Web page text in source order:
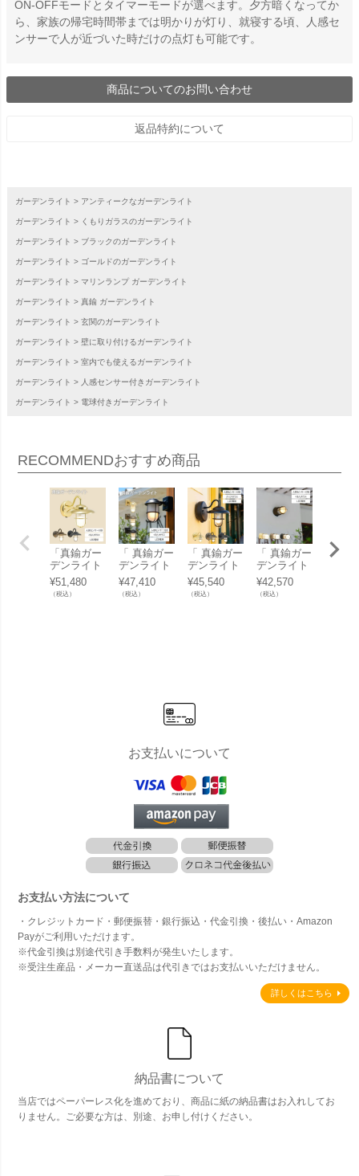
ON-OFFモードとタイマーモードが選べます。夕方暗くなってか
ら、家族の帰宅時間帯までは明かりが灯り、就寝する頃、人感セ
ンサーで人が近づいた時だけの点灯も可能です。
商品についてのお問い合わせ
返品特約について
ガーデンライト アンティークなガーデンライト
ガーデンライト くもりガラスのガーデンライト
ガーデンライト ブラックのガーデンライト
ガーデンライト ゴールドのガーデンライト
ガーデンライト マリンランプ ガーデンライト
ガーデンライト 真鍮 ガーデンライト
ガーデンライト 玄関のガーデンライト
ガーデンライト 壁に取り付けるガーデンライト
ガーデンライト 室内でも使えるガーデンライト
ガーデンライト 人感センサー付きガーデンライト
ガーデンライト 電球付きガーデンライト
RECOMMENDおすすめ商品
「真鍮ガー
デンライト
LED電球 B
R5060 FR L
E SL くも
¥51,480
（税込）
「 真鍮ガー
デンライト
BR5000 LE
D くもりガ
ラス 人感セ
¥47,410
（税込）
「 真鍮ガー
デンライト
BR1760 LE
D クリアガ
ラス 人感セ
¥45,540
（税込）
「 真鍮ガー
デンライト
BH1000 LE
D くもりガ
ラス 人感セ
¥42,570
（税込）
「真
お支払いについて
お支払い方法について
・クレジットカード・郵便振替・銀行振込・代金引換・後払い・Amazon
Payがご利用いただけます。
※代金引換は別途代引き手数料が発生いたします。
※受注生産品・メーカー直送品は代引きではお支払いいただけません。
詳しくはこちら
納品書について
当店ではペーパーレス化を進めており、商品に紙の納品書はお入れしてお
りません。ご必要な方は、別途、お申し付けください。